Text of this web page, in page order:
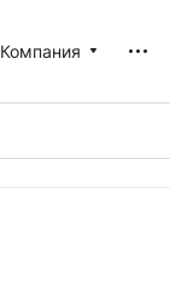
Компания